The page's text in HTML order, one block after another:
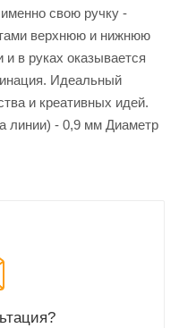
свою ручку -
верхнюю и нижнюю
в руках оказывается
Идеальный
и креативных идей.
линии) - 0,9 мм Диаметр